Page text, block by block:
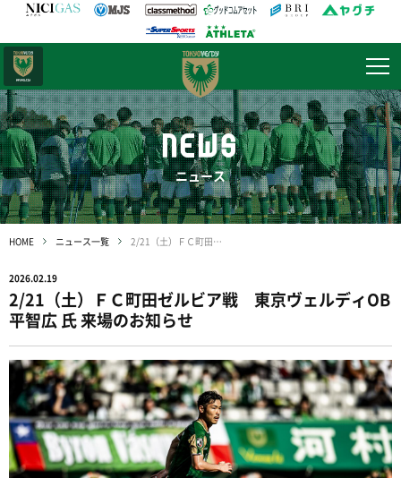
NEWS
ニュース
HOME ニュース一覧 2/21（土）ＦＣ町田ゼルビア戦 東京ヴェルディOB 平智広 氏 来場のお知らせ
2026.02.19
2/21（土）ＦＣ町田ゼルビア戦 東京ヴェルディOB
平智広 氏 来場のお知らせ